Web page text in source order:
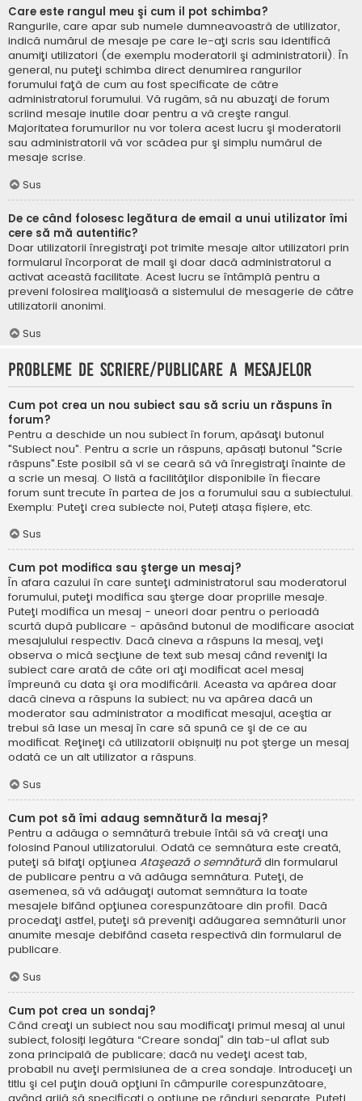
Care este rangul meu şi cum il pot schimba?
Rangurile, care apar sub numele dumneavoastră de utilizator,
indică numărul de mesaje pe care le-aţi scris sau identifică
anumiţi utilizatori (de exemplu moderatorii şi administratorii). În
general, nu puteţi schimba direct denumirea rangurilor
forumului faţă de cum au fost specificate de către
administratorul forumului. Vă rugăm, să nu abuzaţi de forum
scriind mesaje inutile doar pentru a vă creşte rangul.
Majoritatea forumurilor nu vor tolera acest lucru şi moderatorii
sau administratorii vă vor scădea pur şi simplu numărul de
mesaje scrise.
Sus
De ce când folosesc legătura de email a unui utilizator îmi
cere să mă autentific?
Doar utilizatorii înregistraţi pot trimite mesaje altor utilizatori prin
formularul încorporat de mail şi doar dacă administratorul a
activat această facilitate. Acest lucru se întâmplă pentru a
preveni folosirea maliţioasă a sistemului de mesagerie de către
utilizatorii anonimi.
Sus
Probleme de scriere/publicare a mesajelor
Cum pot crea un nou subiect sau să scriu un răspuns în
forum?
Pentru a deschide un nou subiect în forum, apăsaţi butonul
"Subiect nou". Pentru a scrie un răspuns, apăsați butonul "Scrie
răspuns".Este posibil să vi se ceară să vă înregistraţi înainte de
a scrie un mesaj. O listă a facilităţilor disponibile în fiecare
forum sunt trecute în partea de jos a forumului sau a subiectului.
Exemplu: Puteţi crea subiecte noi, Puteți atașa fișiere, etc.
Sus
Cum pot modifica sau şterge un mesaj?
În afara cazului în care sunteţi administratorul sau moderatorul
forumului, puteţi modifica sau şterge doar propriile mesaje.
Puteţi modifica un mesaj - uneori doar pentru o perioadă
scurtă după publicare - apăsând butonul de modificare asociat
mesajulului respectiv. Dacă cineva a răspuns la mesaj, veţi
observa o mică secţiune de text sub mesaj când reveniţi la
subiect care arată de câte ori aţi modificat acel mesaj
împreună cu data şi ora modificării. Aceasta va apărea doar
dacă cineva a răspuns la subiect; nu va apărea dacă un
moderator sau administrator a modificat mesajul, aceştia ar
trebui să lase un mesaj în care să spună ce şi de ce au
modificat. Reţineţi că utilizatorii obișnuiți nu pot şterge un mesaj
odată ce un alt utilizator a răspuns.
Sus
Cum pot să îmi adaug semnătură la mesaj?
Pentru a adăuga o semnătură trebuie întâi să vă creaţi una
folosind Panoul utilizatorului. Odată ce semnătura este creată,
puteţi să bifaţi opţiunea Ataşează o semnăturădin formularul
de publicare pentru a vă adăuga semnătura. Puteţi, de
asemenea, să vă adăugaţi automat semnătura la toate
mesajele bifând opţiunea corespunzătoare din profil. Dacă
procedaţi astfel, puteţi să preveniţi adăugarea semnăturii unor
anumite mesaje debifând caseta respectivă din formularul de
publicare.
Sus
Cum pot crea un sondaj?
Când creaţi un subiect nou sau modificaţi primul mesaj al unui
subiect, folosiți legătura “Creare sondaj” din tab-ul aflat sub
zona principală de publicare; dacă nu vedeţi acest tab,
probabil nu aveţi permisiunea de a crea sondaje. Introduceţi un
titlu şi cel puţin două opţiuni în câmpurile corespunzătoare,